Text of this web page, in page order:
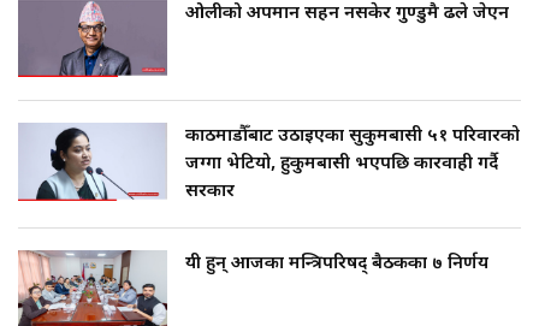
ओलीको अपमान सहन नसकेर गुण्डुमै ढले जेएन
काठमाडौँबाट उठाइएका सुकुमबासी ५१ परिवारको
जग्गा भेटियो, हुकुमबासी भएपछि कारवाही गर्दै
सरकार
यी हुन् आजका मन्त्रिपरिषद् बैठकका ७ निर्णय